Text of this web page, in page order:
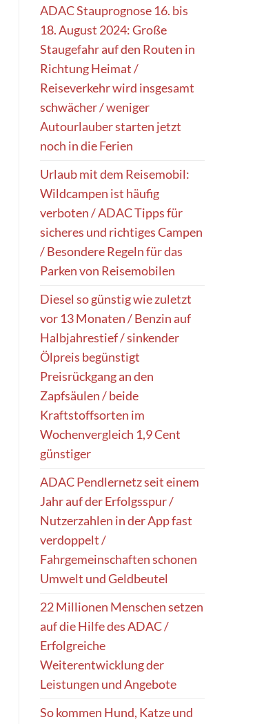
ADAC Stauprognose 16. bis
18. August 2024: Große
Staugefahr auf den Routen in
Richtung Heimat /
Reiseverkehr wird insgesamt
schwächer / weniger
Autourlauber starten jetzt
noch in die Ferien
Urlaub mit dem Reisemobil:
Wildcampen ist häufig
verboten / ADAC Tipps für
sicheres und richtiges Campen
/ Besondere Regeln für das
Parken von Reisemobilen
Diesel so günstig wie zuletzt
vor 13 Monaten / Benzin auf
Halbjahrestief / sinkender
Ölpreis begünstigt
Preisrückgang an den
Zapfsäulen / beide
Kraftstoffsorten im
Wochenvergleich 1,9 Cent
günstiger
ADAC Pendlernetz seit einem
Jahr auf der Erfolgsspur /
Nutzerzahlen in der App fast
verdoppelt /
Fahrgemeinschaften schonen
Umwelt und Geldbeutel
22 Millionen Menschen setzen
auf die Hilfe des ADAC /
Erfolgreiche
Weiterentwicklung der
Leistungen und Angebote
So kommen Hund, Katze und